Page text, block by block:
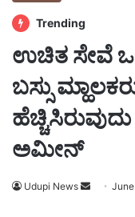
Trending
ಉಚಿತ ಸೇವೆ
ಬಸ್ಸು
ಅಮೀನ್
Udupi News
Send